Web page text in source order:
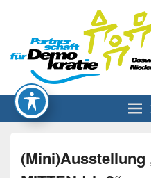
Partnerschaft
(Mini)Ausstellung